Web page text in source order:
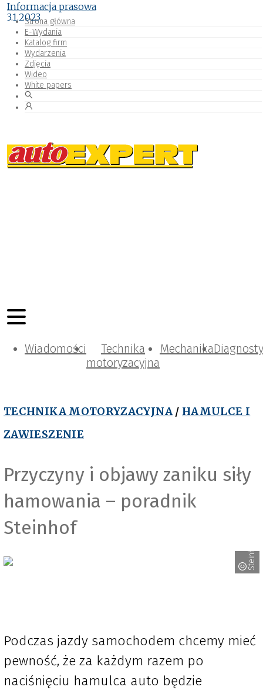
Strona główna
E-Wydania
Katalog firm
Wydarzenia
Zdjęcia
Wideo
White papers
Wiadomości
Technika
motoryzacyjna
Mechanika
TECHNIKA MOTORYZACYJNA / HAMULCE I
ZAWIESZENIE
Przyczyny i objawy zaniku siły
hamowania – poradnik
Steinhof
Steinhof
Informacja prasowa
3.1.2023
Podczas jazdy samochodem chcemy mieć
pewność, że za każdym razem po
naciśnięciu hamulca auto będzie